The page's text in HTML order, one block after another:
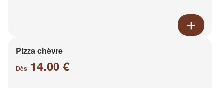
Pizza chèvre
Dès 14.00 €